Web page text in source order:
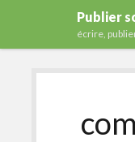
Publier
écrire,